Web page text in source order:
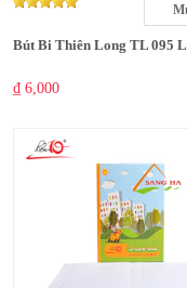
Bút Bi Thiên Long TL 095
₫ 6,000